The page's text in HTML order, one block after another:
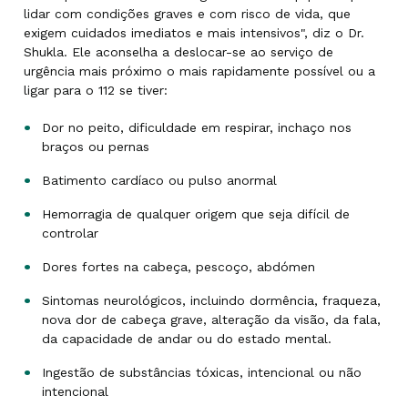
lidar com condições graves e com risco de vida, que
exigem cuidados imediatos e mais intensivos", diz o Dr.
Shukla. Ele aconselha a deslocar-se ao serviço de
urgência mais próximo o mais rapidamente possível ou a
ligar para o 112 se tiver:
Dor no peito, dificuldade em respirar, inchaço nos
braços ou pernas
Batimento cardíaco ou pulso anormal
Hemorragia de qualquer origem que seja difícil de
controlar
Dores fortes na cabeça, pescoço, abdómen
Sintomas neurológicos, incluindo dormência, fraqueza,
nova dor de cabeça grave, alteração da visão, da fala,
da capacidade de andar ou do estado mental.
Ingestão de substâncias tóxicas, intencional ou não
intencional